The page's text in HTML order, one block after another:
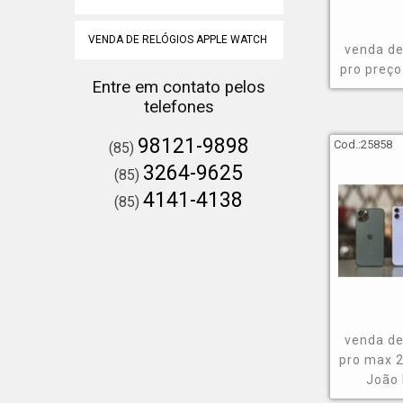
VENDA DE RELÓGIOS APPLE WATCH
Entre em contato pelos
telefones
(85) 98121-9898
(85) 3264-9625
(85)4141-4138
venda
pro
Cod.:25858
venda
pro max
João